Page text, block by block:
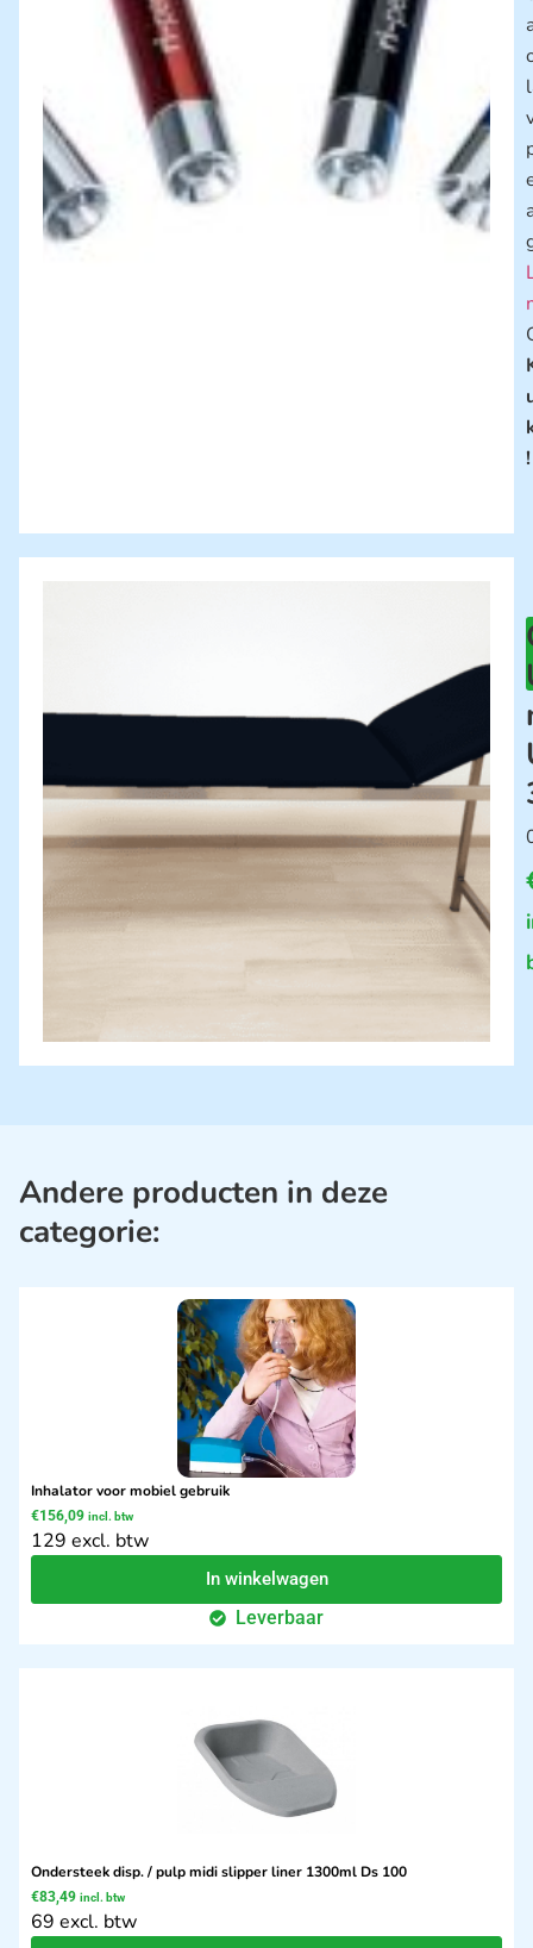
Andere producten in deze
categorie:
Inhalator voor mobiel gebruik
€156,09 incl. btw
129 excl. btw
In winkelwagen
Leverbaar
Ondersteek disp. / pulp midi slipper liner 1300ml Ds 100
€83,49 incl. btw
69 excl. btw